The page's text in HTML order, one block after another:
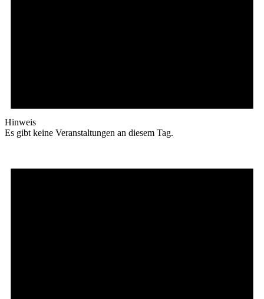
Hinweis
Es gibt keine Veranstaltungen an diesem Tag.